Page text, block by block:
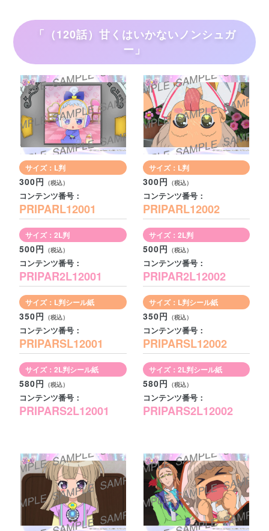
「（120話）甘くはいかないノンシュガ
ー」
サイズ：L判
300円
コンテンツ番号：
PRIPARL12001
サイズ：2L判
500円
コンテンツ番号：
PRIPAR2L12001
サイズ：L判シール紙
350円
コンテンツ番号：
PRIPARSL12001
サイズ：2L判シール紙
580円
コンテンツ番号：
PRIPARS2L12001
サイズ：L判
300円
コンテンツ番号：
PRIPARL12002
サイズ：2L判
500円
コンテンツ番号：
PRIPAR2L12002
サイズ：L判シール紙
350円
コンテンツ番号：
PRIPARSL12002
サイズ：2L判シール紙
580円
コンテンツ番号：
PRIPARS2L12002